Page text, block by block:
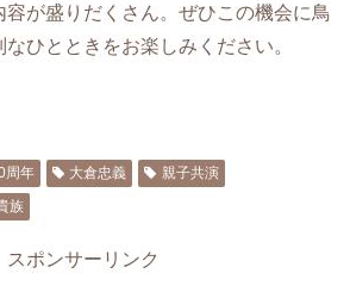
容が盛りだくさん。​ぜひこの機会に鳥
ひとときをお楽しみください。
周年 大倉忠義
親子共演
族
スポンサーリンク